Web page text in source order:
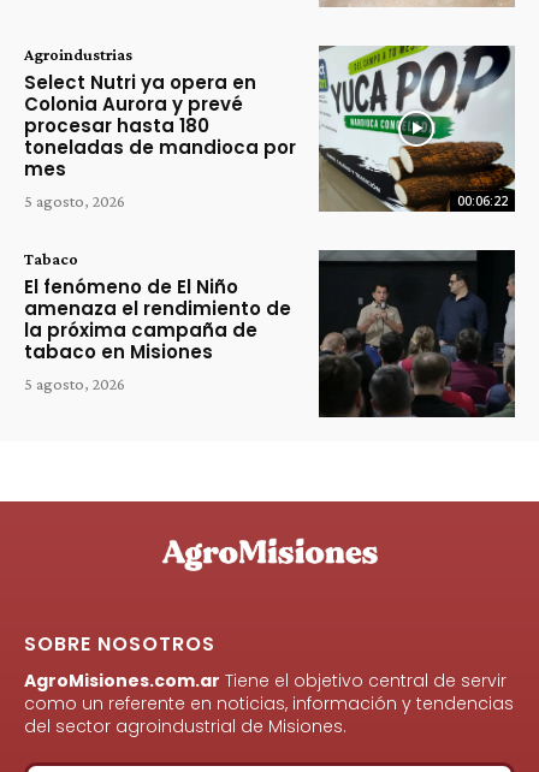
00:06:22
Agroindustrias
Select Nutri ya opera en
Colonia Aurora y prevé
procesar hasta 180
toneladas de mandioca por
mes
5 agosto, 2026
Tabaco
El fenómeno de El Niño
amenaza el rendimiento de
la próxima campaña de
tabaco en Misiones
5 agosto, 2026
SOBRE NOSOTROS
AgroMisiones.com.ar Tiene el objetivo central de servir
como un referente en noticias, información y tendencias
del sector agroindustrial de Misiones.